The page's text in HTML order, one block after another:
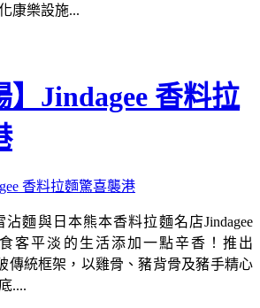
康樂設施...
】Jindagee 香料拉
麵與日本熊本香料拉麵名店Jindagee
客平淡的生活添加一點辛香！推出
傳統框架，以雞骨、豬背骨及豬手精心
....